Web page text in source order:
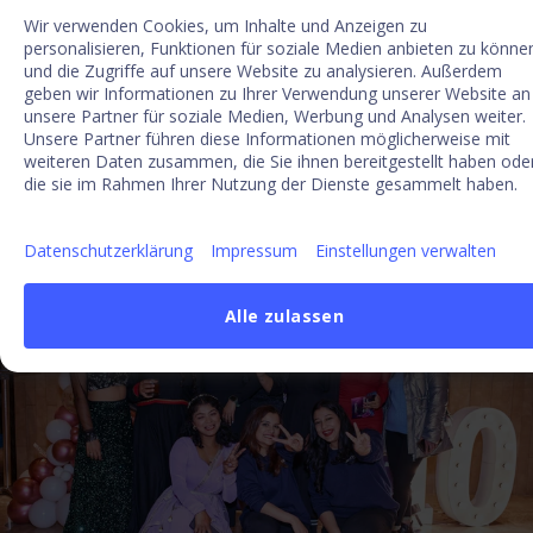
Wir verwenden Cookies, um Inhalte und Anzeigen zu
personalisieren, Funktionen für soziale Medien anbieten zu
und die Zugriffe auf unsere Website zu analysieren. Außerdem
geben wir Informationen zu Ihrer Verwendung unserer Website an
unsere Partner für soziale Medien, Werbung und Analysen weiter.
Unsere Partner führen diese Informationen möglicherweise mit
weiteren Daten zusammen, die Sie ihnen bereitgestellt haben
die sie im Rahmen Ihrer Nutzung der Dienste gesammelt haben.
Datenschutzerklärung Impressum Einstellungen verwalten
Alle zulassen